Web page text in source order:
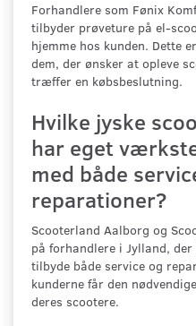
Forhandlere som Fønix
tilbyder prøveture på el-
hjemme hos kunden. Dette
dem, der ønsker at opleve
træffer en købsbeslutning.
Hvilke jyske
har eget
med både
reparationer?
Scooterland Aalborg og
på forhandlere i Jylland,
tilbyde både service og
kunderne får den
deres scootere.